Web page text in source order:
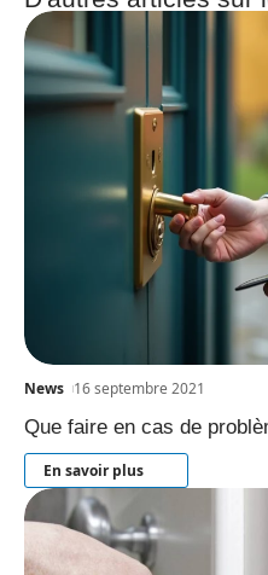
News 16 septembre 2021
Que faire en cas de
En savoir plus